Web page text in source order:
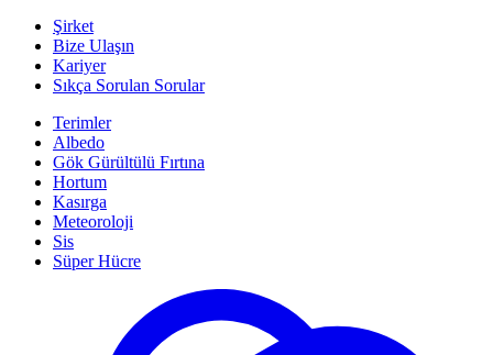
Şirket
Bize Ulaşın
Kariyer
Sıkça Sorulan Sorular
Terimler
Albedo
Gök Gürültülü Fırtına
Hortum
Kasırga
Meteoroloji
Sis
Süper Hücre